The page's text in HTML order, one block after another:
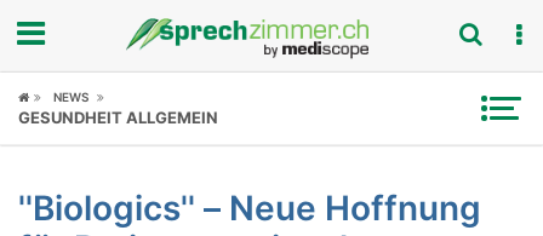
Fokus
Symptome
NEWS
GESUNDHEIT ALLGEMEIN
''Biologics'' – Neue Hoffnung